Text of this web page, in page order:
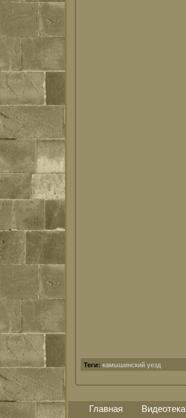
Теги: камышинский уезд
Главная Видеотека